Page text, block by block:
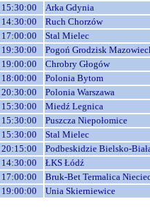
15:30:00
Arka Gdynia
14:30:00
Ruch Chorzów
17:00:00
Stal Mielec
19:30:00
Pogoń Grodzisk
19:00:00
Chrobry Głogów
18:00:00
Polonia Bytom
20:30:00
Polonia Warszawa
15:30:00
Miedź Legnica
15:30:00
Puszcza Niepołomice
15:30:00
Stal Mielec
20:15:00
Podbeskidzie Bielsko-
14:30:00
ŁKS Łódź
17:00:00
Bruk-Bet Termalica
19:00:00 Unia Skierniewice